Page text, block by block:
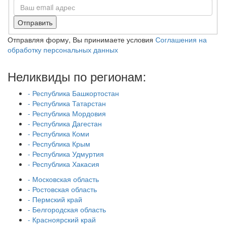
Отправить
Отправляя форму, Вы принимаете условия Соглашения на
обработку персональных данных
Неликвиды по регионам:
- Республика Башкортостан
- Республика Татарстан
- Республика Мордовия
- Республика Дагестан
- Республика Коми
- Республика Крым
- Республика Удмуртия
- Республика Хакасия
- Московская область
- Ростовская область
- Пермский край
- Белгородская область
- Красноярский край